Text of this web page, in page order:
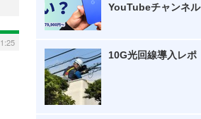
YouTubeチャンネル
10G光回線導入レポ